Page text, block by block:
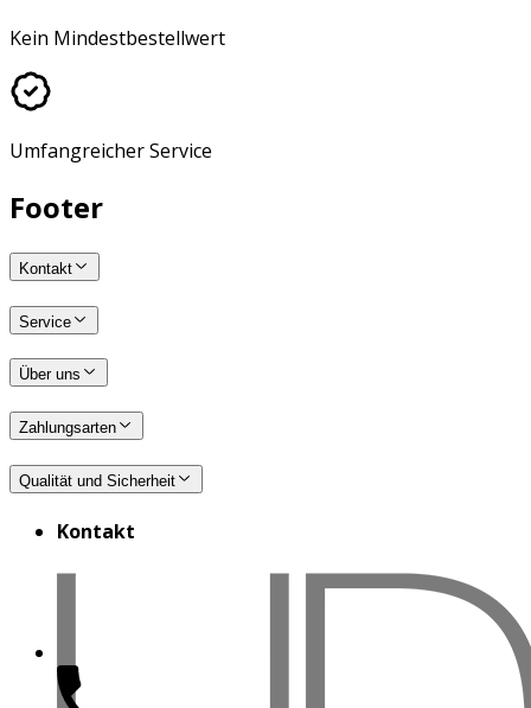
Kein Mindestbestellwert
Umfangreicher Service
Footer
Kontakt
Service
Über uns
Zahlungsarten
Qualität und Sicherheit
Kontakt